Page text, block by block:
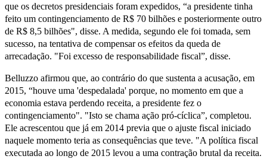
que os decretos presidenciais foram expedidos, “a presidente tinha
feito um contingenciamento de R$ 70 bilhões e posteriormente outro
de R$ 8,5 bilhões", disse. A medida, segundo ele foi tomada, sem
sucesso, na tentativa de compensar os efeitos da queda de
arrecadação. "Foi excesso de responsabilidade fiscal”, disse.
Belluzzo afirmou que, ao contrário do que sustenta a acusação, em
2015, “houve uma 'despedalada' porque, no momento em que a
economia estava perdendo receita, a presidente fez o
contingenciamento". "Isto se chama ação pró-cíclica”, completou.
Ele acrescentou que já em 2014 previa que o ajuste fiscal iniciado
naquele momento teria as consequências que teve. "A política fiscal
executada ao longo de 2015 levou a uma contração brutal da receita.